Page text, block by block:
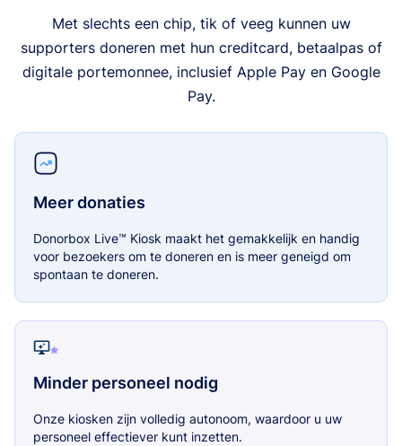
Met slechts een chip, tik of veeg kunnen uw
supporters doneren met hun creditcard, betaalpas of
digitale portemonnee, inclusief Apple Pay en Google
Pay.
Meer donaties
Donorbox Live™ Kiosk maakt het gemakkelijk en handig
voor bezoekers om te doneren en is meer geneigd om
spontaan te doneren.
Minder personeel nodig
Onze kiosken zijn volledig autonoom, waardoor u uw
personeel effectiever kunt inzetten.